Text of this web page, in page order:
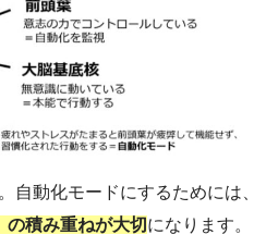
自動化モードにするためには、
の積み重ねが大切 になります。